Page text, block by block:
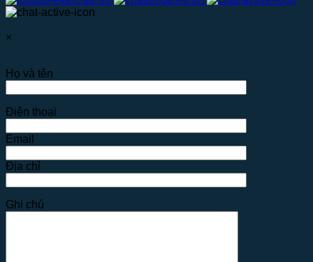
×
Họ và tên
Điện thoại
Email
Địa chỉ
Ghi chú